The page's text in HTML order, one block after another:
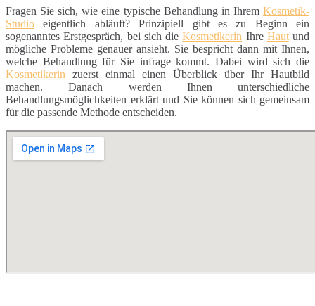
Fragen Sie sich, wie eine typische Behandlung in Ihrem Kosmetik-
Studio eigentlich abläuft? Prinzipiell gibt es zu Beginn ein
sogenanntes Erstgespräch, bei sich dieKosmetikerin Ihre Hautund
mögliche Probleme genauer ansieht. Sie bespricht dann mit Ihnen,
welche Behandlung für Sie infrage kommt. Dabei wird sich die
Kosmetikerin zuerst einmal einen Überblick über Ihr Hautbild
machen. Danach werden Ihnen unterschiedliche
Behandlungsmöglichkeiten erklärt und Sie können sich gemeinsam
für die passende Methode entscheiden.